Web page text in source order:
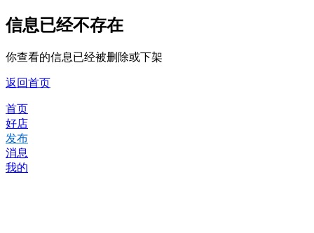
信息已经不存在
你查看的信息已经被删除或下架
返回首页
首页
好店
发布
消息
我的